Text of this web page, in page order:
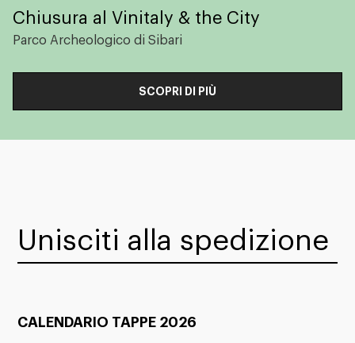
Chiusura al Vinitaly & the City
Parco Archeologico di Sibari
SCOPRI DI PIÙ
Unisciti alla spedizione
CALENDARIO TAPPE 2026